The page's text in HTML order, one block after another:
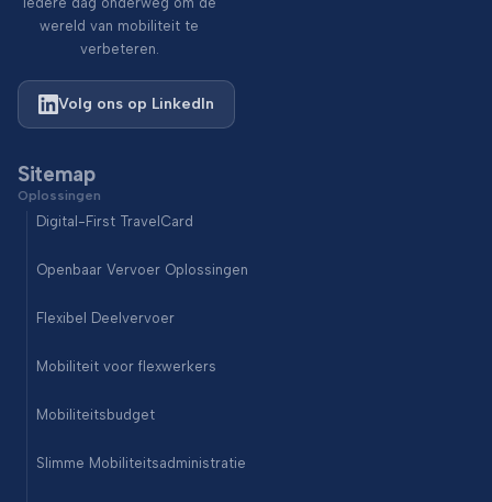
wereld van mobiliteit te
verbeteren.
Volg ons op LinkedIn
Sitemap
Oplossingen
Digital-First TravelCard
Openbaar Vervoer Oplossingen
Flexibel Deelvervoer
Mobiliteit voor flexwerkers
Mobiliteitsbudget
Slimme Mobiliteitsadministratie